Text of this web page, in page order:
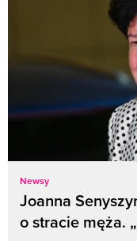
Newsy
Joanna
o stracie męża.